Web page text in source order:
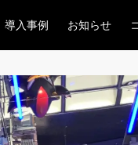
導入事例 お知らせ